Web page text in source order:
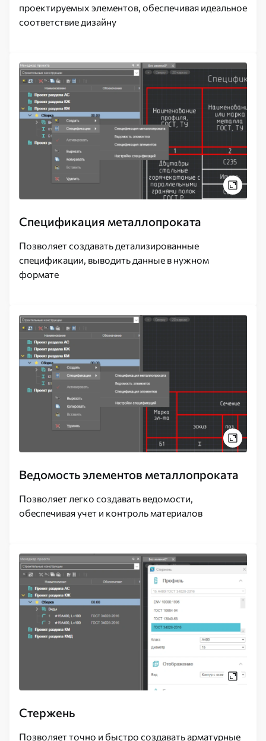
проектируемых элементов, обеспечивая идеальное
соответствие дизайну
Спецификация металлопроката
Позволяет создавать детализированные
спецификации, выводить данные в нужном
формате
Ведомость элементов металлопроката
Позволяет легко создавать ведомости,
обеспечивая учет и контроль материалов
Стержень
Позволяет точно и быстро создавать арматурные